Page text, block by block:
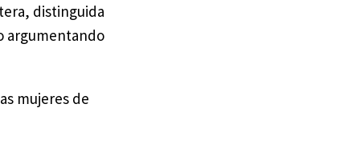
distinguida
argumentando
mujeres de